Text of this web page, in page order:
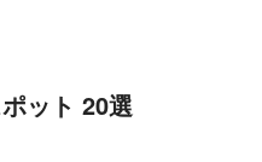
ット 20選